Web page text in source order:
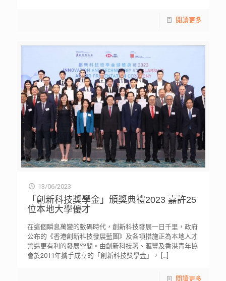
閱讀更多
13/06/2023
「創新科技獎學金」頒獎典禮2023 嘉許25
位本地大學優才
在這個瞬息萬變的數碼時代，創新科技發展一日千里，政府
公布的《香港創新科技發展藍圖》及各項措施正為本地人才
營造更有利的發展空間。由創新科技署、滙豐及香港青年協
會於2011年攜手成立的「創新科技獎學金」，
[…]
閱讀更多